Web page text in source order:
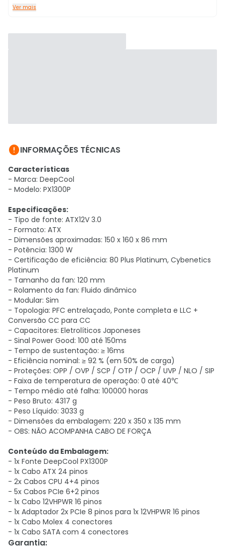
Ver mais
INFORMAÇÕES TÉCNICAS
Características
- Marca: DeepCool
- Modelo: PX1300P
Especificações:
- Tipo de fonte: ATX12V 3.0
- Formato: ATX
- Dimensões aproximadas: 150 x 160 x 86 mm
- Potência: 1300 W
- Certificação de eficiência: 80 Plus Platinum, Cybenetics
Platinum
- Tamanho da fan: 120 mm
- Rolamento da fan: Fluido dinâmico
- Modular: Sim
- Topologia: PFC entrelaçado, Ponte completa e LLC +
Conversão CC para CC
- Capacitores: Eletrolíticos Japoneses
- Sinal Power Good: 100 até 150ms
- Tempo de sustentação: ≥ 16ms
- Eficiência nominal: ≥ 92 % (em 50% de carga)
- Proteções: OPP / OVP / SCP / OTP / OCP / UVP / NLO / SIP
- Faixa de temperatura de operação: 0 até 40℃
- Tempo médio até falha: 100000 horas
- Peso Bruto: 4317 g
- Peso Líquido: 3033 g
- Dimensões da embalagem: 220 x 350 x 135 mm
- OBS: NÃO ACOMPANHA CABO DE FORÇA
Conteúdo da Embalagem:
- 1x Fonte DeepCool PX1300P
- 1x Cabo ATX 24 pinos
- 2x Cabos CPU 4+4 pinos
- 5x Cabos PCIe 6+2 pinos
- 1x Cabo 12VHPWR 16 pinos
- 1x Adaptador 2x PCIe 8 pinos para 1x 12VHPWR 16 pinos
- 1x Cabo Molex 4 conectores
- 1x Cabo SATA com 4 conectores
Garantia: